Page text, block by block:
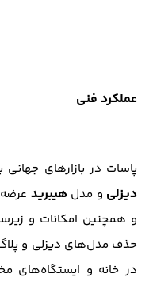
عملکرد فنی
پاسات در بازار‌های جهانی
دیزلی و مدلهیبرید
و همچنین امکانات و
حذف مدل‌های دیزلی و
در خانه و ایستگاه‌های